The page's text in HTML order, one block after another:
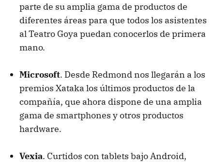
parte de su amplia gama de productos de
diferentes áreas para que todos los asistentes
al Teatro Goya puedan conocerlos de primera
mano.
Microsoft. Desde Redmond nos llegarán a los
premios Xataka los últimos productos de la
compañía, que ahora dispone de una amplia
gama de smartphones y otros productos
hardware.
Vexia. Curtidos con tablets bajo Android,